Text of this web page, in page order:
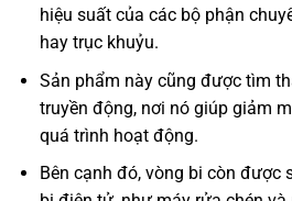
hiệu suất của các bộ phận
hay trục khuỷu.
Sản phẩm này cũng được tìm
truyền động, nơi nó giúp giảm
quá trình hoạt động.
Bên cạnh đó, vòng bi còn được